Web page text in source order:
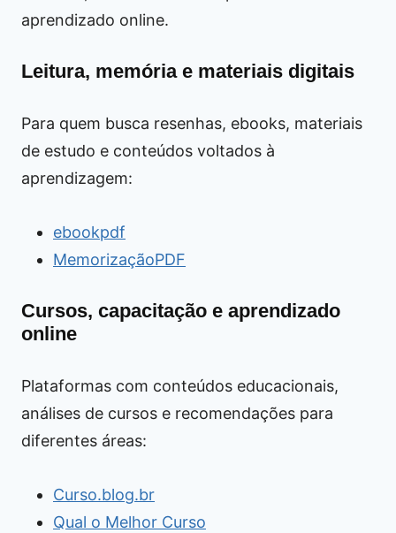
aprendizado online.
Leitura, memória e materiais digitais
Para quem busca resenhas, ebooks, materiais
de estudo e conteúdos voltados à
aprendizagem:
ebookpdf
MemorizaçãoPDF
Cursos, capacitação e aprendizado
online
Plataformas com conteúdos educacionais,
análises de cursos e recomendações para
diferentes áreas:
Curso.blog.br
Qual o Melhor Curso